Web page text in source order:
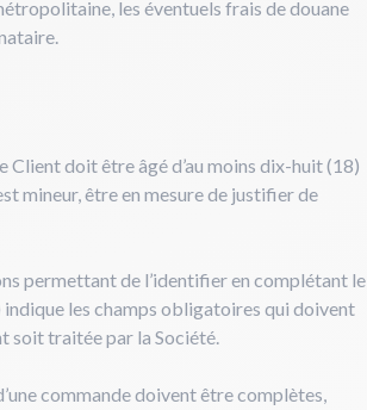
les éventuels frais de douane
doit être âgé d’au moins dix-huit (18)
mineur, être en mesure de justifier de
permettant de l’identifier en complétant le
les champs obligatoires qui doivent
soit traitée par la Société.
commande doivent être complètes,